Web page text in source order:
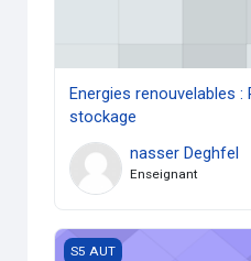
Energies renouvelables
stockage
nasser Deghfel
Enseignant
Normes et certifications
S5 AUT